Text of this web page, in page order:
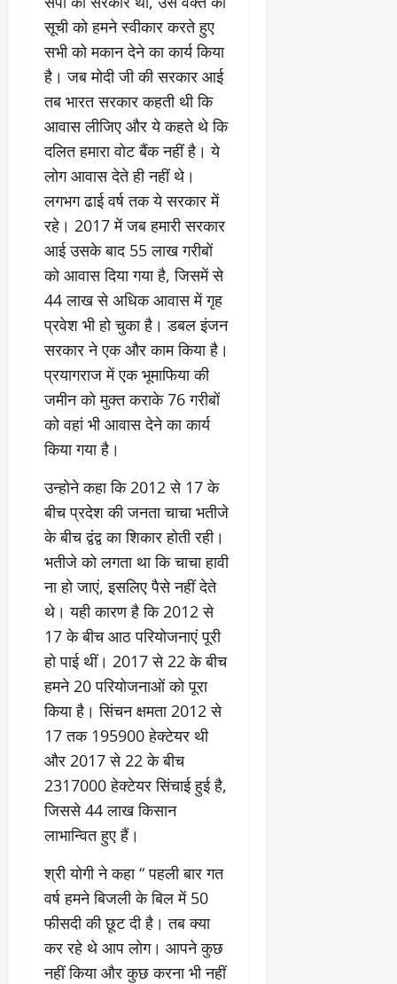
सूची को हमने स्वीकार करते हुए
सभी को मकान देने का कार्य किया
है। जब मोदी जी की सरकार आई
तब भारत सरकार कहती थी कि
आवास लीजिए और ये कहते थे कि
दलित हमारा वोट बैंक नहीं है। ये
लोग आवास देते ही नहीं थे।
लगभग ढाई वर्ष तक ये सरकार में
रहे। 2017 में जब हमारी सरकार
आई उसके बाद 55 लाख गरीबों
को आवास दिया गया है, जिसमें से
44 लाख से अधिक आवास में गृह
प्रवेश भी हो चुका है। डबल इंजन
सरकार ने एक और काम किया है।
प्रयागराज में एक भूमाफिया की
जमीन को मुक्त कराके 76 गरीबों
को वहां भी आवास देने का कार्य
किया गया है।
उन्होने कहा कि 2012 से 17 के
बीच प्रदेश की जनता चाचा भतीजे
के बीच द्वंद्व का शिकार होती रही।
भतीजे को लगता था कि चाचा हावी
ना हो जाएं, इसलिए पैसे नहीं देते
थे। यही कारण है कि 2012 से
17 के बीच आठ परियोजनाएं पूरी
हो पाई थीं। 2017 से 22 के बीच
हमने 20 परियोजनाओं को पूरा
किया है। सिंचन क्षमता 2012 से
17 तक 195900 हेक्टेयर थी
और 2017 से 22 के बीच
2317000 हेक्टेयर सिंचाई हुई है,
जिससे 44 लाख किसान
लाभान्वित हुए हैं।
श्री योगी ने कहा “ पहली बार गत
वर्ष हमने बिजली के बिल में 50
फीसदी की छूट दी है। तब क्या
कर रहे थे आप लोग। आपने कुछ
नहीं किया और कुछ करना भी नहीं